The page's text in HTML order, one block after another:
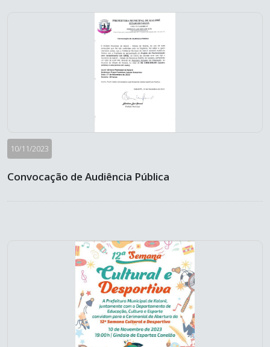
10/11/2023
Convocação de Audiência Pública